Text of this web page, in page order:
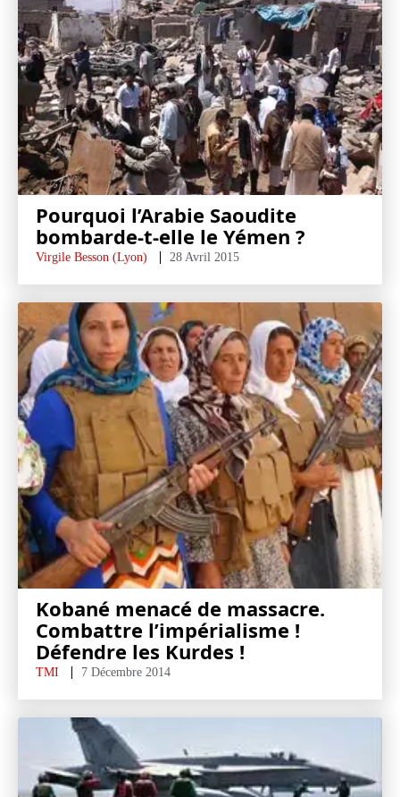
Pourquoi l’Arabie Saoudite
bombarde-t-elle le Yémen ?
Virgile Besson (Lyon) 28 Avril 2015
Kobané menacé de massacre.
Combattre l’impérialisme !
Défendre les Kurdes !
TMI 7 Décembre 2014